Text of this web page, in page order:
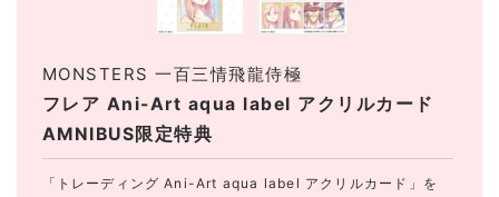
フレア Ani-Art aqua label アクリルカード
AMNIBUS限定特典
MONSTERS 一百三情飛龍侍極
「トレーディング Ani-Art aqua label アクリルカード」を